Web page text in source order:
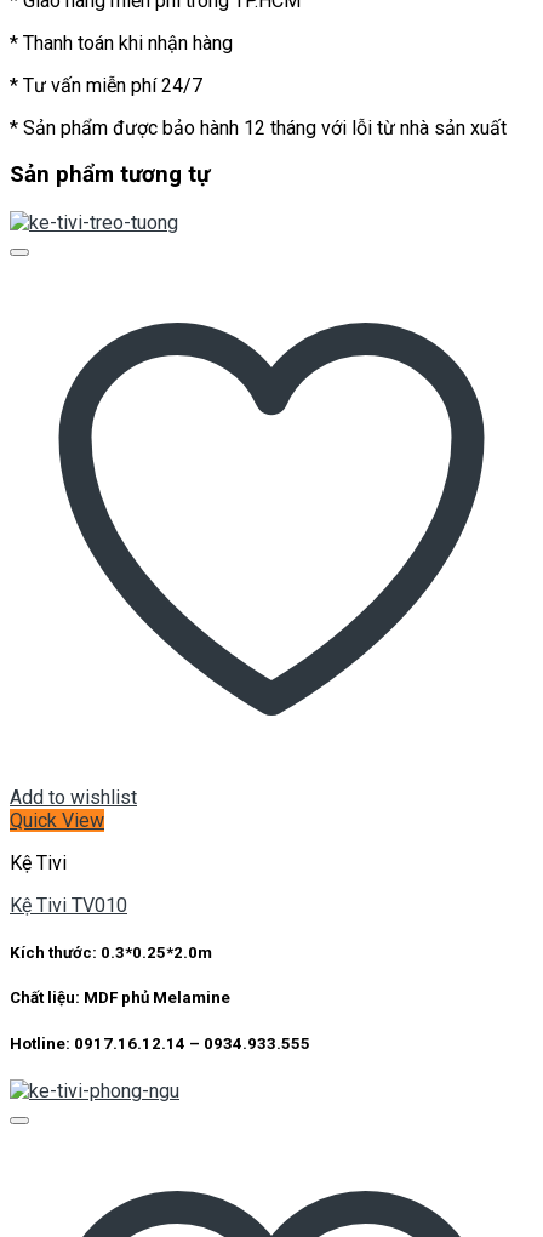
* Thanh toán khi nhận hàng
* Tư vấn miễn phí 24/7
* Sản phẩm được bảo hành 12 tháng với lỗi từ nhà sản xuất
Sản phẩm tương tự
Add to wishlist
Quick View
Kệ Tivi
Kệ Tivi TV010
Kích thước: 0.3*0.25*2.0m
Chất liệu: MDF phủ Melamine
Hotline: 0917.16.12.14 – 0934.933.555